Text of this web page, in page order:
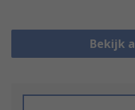
Bekijk